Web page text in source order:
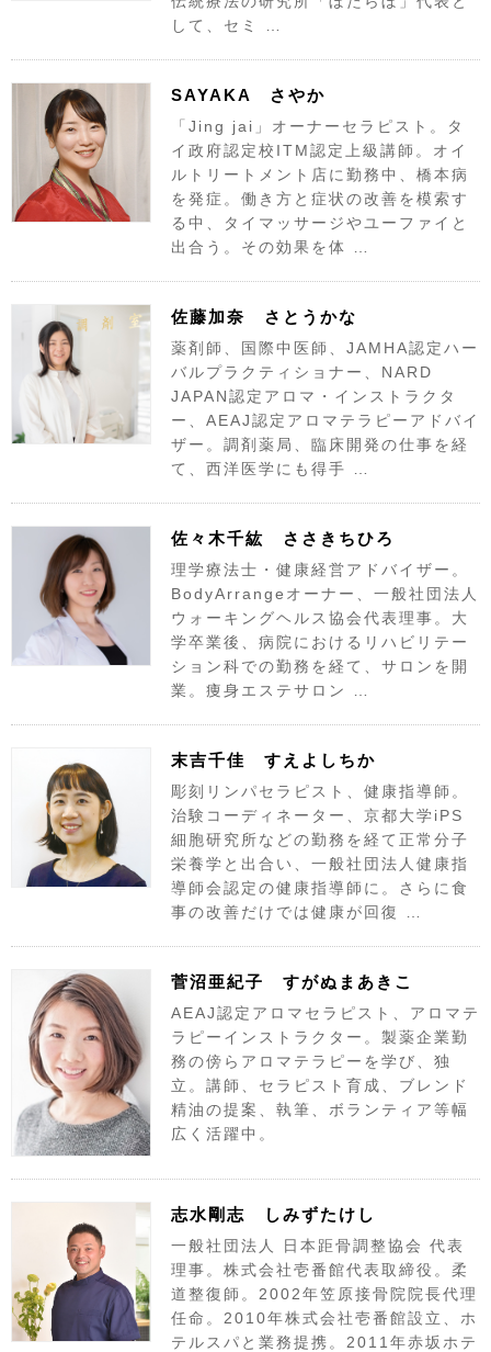
して、セミ …
SAYAKA さやか
「Jing jai」オーナーセラピスト。タ
イ政府認定校ITM認定上級講師。オイ
ルトリートメント店に勤務中、橋本病
を発症。働き方と症状の改善を模索す
る中、タイマッサージやユーファイと
出合う。その効果を体 …
佐藤加奈 さとうかな
薬剤師、国際中医師、JAMHA認定ハー
バルプラクティショナー、NARD
JAPAN認定アロマ・インストラクタ
ー、AEAJ認定アロマテラピーアドバイ
ザー。調剤薬局、臨床開発の仕事を経
て、西洋医学にも得手 …
佐々木千紘 ささきちひろ
理学療法士・健康経営アドバイザー。
BodyArrangeオーナー、一般社団法人
ウォーキングヘルス協会代表理事。大
学卒業後、病院におけるリハビリテー
ション科での勤務を経て、サロンを開
業。痩身エステサロン …
末吉千佳 すえよしちか
彫刻リンパセラピスト、健康指導師。
治験コーディネーター、京都大学iPS
細胞研究所などの勤務を経て正常分子
栄養学と出合い、一般社団法人健康指
導師会認定の健康指導師に。さらに食
事の改善だけでは健康が回復 …
菅沼亜紀子 すがぬまあきこ
AEAJ認定アロマセラピスト、アロマテ
ラピーインストラクター。製薬企業勤
務の傍らアロマテラピーを学び、独
立。講師、セラピスト育成、ブレンド
精油の提案、執筆、ボランティア等幅
広く活躍中。
志水剛志 しみずたけし
一般社団法人 日本距骨調整協会 代表
理事。株式会社壱番館代表取締役。柔
道整復師。2002年笠原接骨院院長代理
任命。2010年株式会社壱番館設立、ホ
テルスパと業務提携。2011年赤坂ホテ